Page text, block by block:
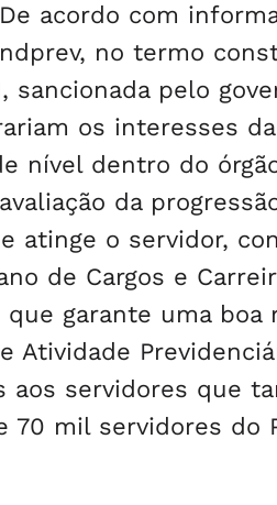
De acordo com
no termo
sancionada pelo
os interesses
nível dentro do
da
atinge o servidor,
de Cargos e
garante uma boa
Atividade
aos servidores que
70 mil servidores do